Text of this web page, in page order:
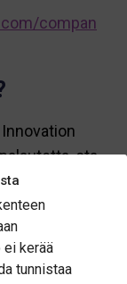
kerää
tunnistaa
compan
ota
Tietoa